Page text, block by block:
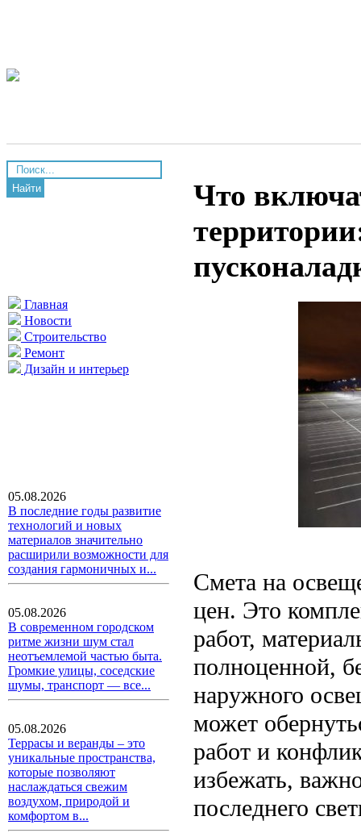
Найти
Главная
Новости
Строительство
Ремонт
Дизайн и интерьер
05.08.2026
В последние годы развитие
технологий и новых
материалов значительно
расширили возможности для
создания гармоничных и...
05.08.2026
В современном городском
ритме жизни шум стал
неотъемлемой частью быта.
Громкие улицы, соседские
шумы, транспорт — все...
05.08.2026
Террасы и веранды – это
уникальные пространства,
которые позволяют
наслаждаться свежим
воздухом, природой и
комфортом в...
Что
Смета на
цен. Это
работ,
полноценной,
наружного
может
работ и
избежать,
последнего